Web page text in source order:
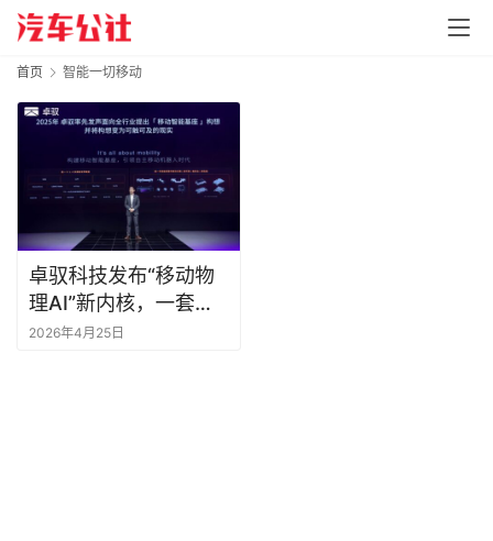
首页 智能一切移动
卓驭科技发布“移动物
理AI”新内核，一套模
型驱动万物智能移动 |
2026年4月25日